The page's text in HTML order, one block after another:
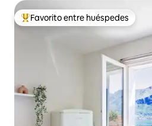
Favorito entre huéspedes preferido
Favorito entre huéspedes